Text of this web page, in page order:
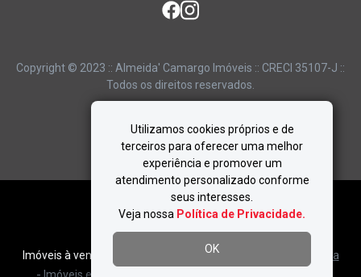
Utilizamos cookies próprios e de
terceiros para oferecer uma melhor
experiência e promover um
atendimento personalizado conforme
seus interesses.
Veja nossa Política de Privacidade.
OK
Copyright © 2023 :: Almeida' Camargo Imóveis :: CRECI 35107-J ::
Todos os direitos reservados.
Link das buscas principais
Imóveis à venda em São Paulo: Imóveis em Alto Da Boa Vista